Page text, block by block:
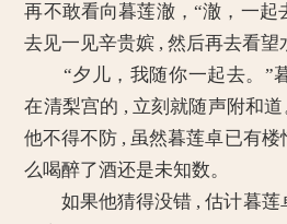
再不敢看向暮莲澈，“澈，一起
去见一见辛贵嫔 , 然后再去看望
“夕儿，我随你一起去。”
在清梨宫的 , 立刻就随声附和
他不得不防 , 虽然暮莲卓已有
么喝醉了酒还是未知数。
如果他猜得没错 , 估计暮莲